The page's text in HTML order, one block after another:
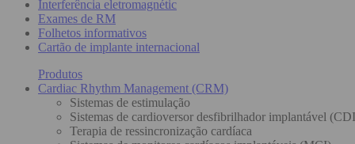
Interferência eletromagnétic
Exames de RM
Folhetos informativos
Cartão de implante internacional
Produtos
Cardiac Rhythm Management (CRM)
Sistemas de estimulação
Sistemas de cardioversor desfibrilhador implantável
Terapia de ressincronização cardíaca